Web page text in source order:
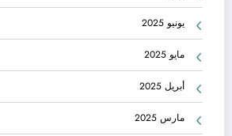
يونيو 2025
مايو 2025
أبريل 2025
مارس 2025